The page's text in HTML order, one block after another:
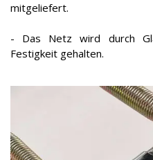
mitgeliefert.
- Das Netz wird durch
Festigkeit gehalten.